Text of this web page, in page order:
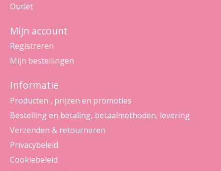
Outlet
Mijn account
Registreren
Mijn bestellingen
Informatie
Producten , prijzen en promoties
Bestelling en betaling, betaalmethoden, levering
Verzenden & retourneren
Privacybeleid
Cookiebeleid